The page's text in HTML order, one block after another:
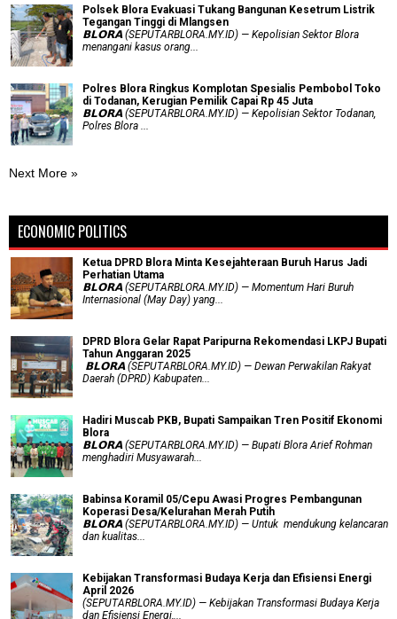
Polsek Blora Evakuasi Tukang Bangunan Kesetrum Listrik
Tegangan Tinggi di Mlangsen
𝗕𝗟𝗢𝗥𝗔 (SEPUTARBLORA.MY.ID) — Kepolisian Sektor Blora
menangani kasus orang...
Polres Blora Ringkus Komplotan Spesialis Pembobol Toko
di Todanan, Kerugian Pemilik Capai Rp 45 Juta
𝗕𝗟𝗢𝗥𝗔 (SEPUTARBLORA.MY.ID) — Kepolisian Sektor Todanan,
Polres Blora ...
Next More »
ECONOMIC POLITICS
Ketua DPRD Blora Minta Kesejahteraan Buruh Harus Jadi
Perhatian Utama
​𝗕𝗟𝗢𝗥𝗔 (SEPUTARBLORA.MY.ID) — Momentum Hari Buruh
Internasional (May Day) yang...
DPRD Blora Gelar Rapat Paripurna Rekomendasi LKPJ Bupati
Tahun Anggaran 2025
‎ 𝗕𝗟𝗢𝗥𝗔 (SEPUTARBLORA.MY.ID) — Dewan Perwakilan Rakyat
Daerah (DPRD) Kabupaten...
Hadiri Muscab PKB, Bupati Sampaikan Tren Positif Ekonomi
Blora
𝗕𝗟𝗢𝗥𝗔 (SEPUTARBLORA.MY.ID) — Bupati Blora Arief Rohman
menghadiri Musyawarah...
Babinsa Koramil 05/Cepu Awasi Progres Pembangunan
Koperasi Desa/Kelurahan Merah Putih
𝗕𝗟𝗢𝗥𝗔 (SEPUTARBLORA.MY.ID) — Untuk mendukung kelancaran
dan kualitas...
Kebijakan Transformasi Budaya Kerja dan Efisiensi Energi
April 2026
(SEPUTARBLORA.MY.ID) — Kebijakan Transformasi Budaya Kerja
dan Efisiensi Energi,...